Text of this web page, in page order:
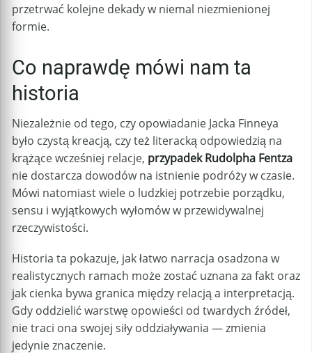
przetrwać kolejne dekady w niemal niezmienionej
formie.
Co naprawdę mówi nam ta
historia
Niezależnie od tego, czy opowiadanie Jacka Finneya
było czystą kreacją, czy też literacką odpowiedzią na
krążące wcześniej relacje, przypadek Rudolpha Fentza
nie dostarcza dowodów na istnienie podróży w czasie.
Mówi natomiast wiele o ludzkiej potrzebie porządku,
sensu i wyjątkowych wyłomów w przewidywalnej
rzeczywistości.
Historia ta pokazuje, jak łatwo narracja osadzona w
realistycznych ramach może zostać uznana za fakt oraz
jak cienka bywa granica między relacją a interpretacją.
Gdy oddzielić warstwę opowieści od twardych źródeł,
nie traci ona swojej siły oddziaływania — zmienia
jedynie znaczenie.